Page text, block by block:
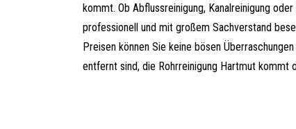
kommt. Ob Abflussreinigung, Kanalreinigung
professionell und mit großem Sachverstand
Preisen können Sie keine bösen
entfernt sind, die Rohrreinigung Hartmut kommt